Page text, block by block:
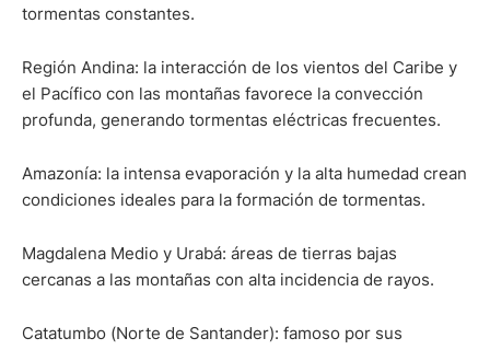
tormentas constantes.
Región Andina: la interacción de los vientos del Caribe y
el Pacífico con las montañas favorece la convección
profunda, generando tormentas eléctricas frecuentes.
Amazonía: la intensa evaporación y la alta humedad crean
condiciones ideales para la formación de tormentas.
Magdalena Medio y Urabá: áreas de tierras bajas
cercanas a las montañas con alta incidencia de rayos.
Catatumbo (Norte de Santander): famoso por sus